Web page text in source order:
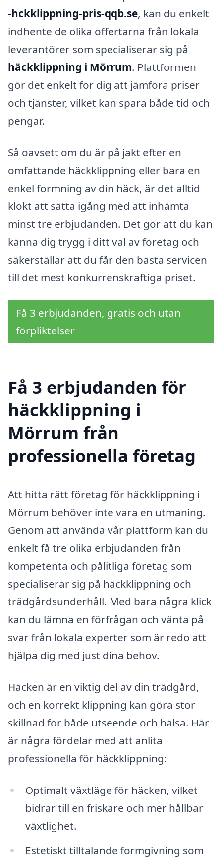
-hckklippning-pris-qqb.se, kan du enkelt
indhente de olika offertarna från lokala
leverantörer som specialiserar sig på
häckklippning i Mörrum. Plattformen
gör det enkelt för dig att jämföra priser
och tjänster, vilket kan spara både tid och
pengar.
Så oavsett om du är på jakt efter en
omfattande häckklippning eller bara en
enkel formning av din häck, är det alltid
klokt att sätta igång med att inhämta
minst tre erbjudanden. Det gör att du kan
känna dig trygg i ditt val av företag och
säkerställar att du får den bästa servicen
till det mest konkurrenskraftiga priset.
Få 3 erbjudanden, gratis och utan
förpliktelser
Få 3 erbjudanden för
häckklippning i
Mörrum från
professionella företag
Att hitta rätt företag för häckklippning i
Mörrum behöver inte vara en utmaning.
Genom att använda vår plattform kan du
enkelt få tre olika erbjudanden från
kompetenta och pålitliga företag som
specialiserar sig på häckklippning och
trädgårdsunderhåll. Med bara några klick
kan du lämna en förfrågan och vänta på
svar från lokala experter som är redo att
hjälpa dig med just dina behov.
Häcken är en viktig del av din trädgård,
och en korrekt klippning kan göra stor
skillnad för både utseende och hälsa. Här
är några fördelar med att anlita
professionella för häckklippning:
Optimalt växtläge för häcken, vilket
bidrar till en friskare och mer hållbar
växtlighet.
Estetiskt tilltalande formgivning som